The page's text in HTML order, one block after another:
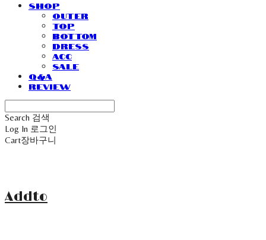
SHOP
Outer
Top
Bottom
Dress
Acc
Sale
Q&A
Review
Search 검색
Log In 로그인
Cart장바구니
Addto